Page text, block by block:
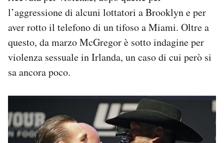
l’aggressione di alcuni lottatori a Brooklyn e per
aver rotto il telefono di un tifoso a Miami. Oltre a
questo, da marzo McGregor è sotto indagine per
violenza sessuale in Irlanda, un caso di cui però si
sa ancora poco.